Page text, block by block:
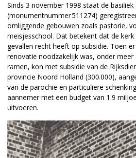
Sinds 3 november 1998 staat de
(monumentnummer 511274)
omliggende gebouwen zoals pastorie,
meisjesschool. Dat betekent dat de
gevallen recht heeft op subsidie. Toen
renovatie noodzakelijk was, onder meer
ramen, kon met subsidie van de
provincie Noord Holland (300.000),
van de parochie en particuliere
aannemer met een budget van 1.9
uitvoeren.